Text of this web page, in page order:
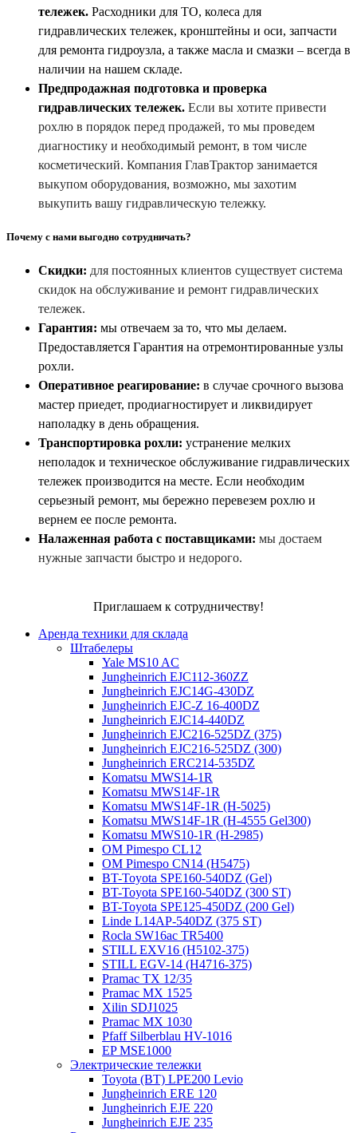
тележек. Расходники для ТО, колеса для
гидравлических тележек, кронштейны и оси, запчасти
для ремонта гидроузла, а также масла и смазки – всегда в
наличии на нашем складе.
Предпродажная подготовка и проверка
гидравлических тележек. Если вы хотите привести
рохлю в порядок перед продажей, то мы проведем
диагностику и необходимый ремонт, в том числе
косметический. Компания ГлавТрактор занимается
выкупом оборудования, возможно, мы захотим
выкупить вашу гидравлическую тележку.
Почему с нами выгодно сотрудничать?
Скидки: для постоянных клиентов существует система
скидок на обслуживание и ремонт гидравлических
тележек.
Гарантия: мы отвечаем за то, что мы делаем.
Предоставляется Гарантия на отремонтированные узлы
рохли.
Оперативное реагирование: в случае срочного вызова
мастер приедет, продиагностирует и ликвидирует
наполадку в день обращения.
Транспортировка рохли: устранение мелких
неполадок и техническое обслуживание гидравлических
тележек производится на месте. Если необходим
серьезный ремонт, мы бережно перевезем рохлю и
вернем ее после ремонта.
Налаженная работа с поставщиками: мы достаем
нужные запчасти быстро и недорого.
Приглашаем к сотрудничеству!
Аренда техники для склада
Штабелеры
Yale MS10 AC
Jungheinrich EJC112-360ZZ
Jungheinrich EJC14G-430DZ
Jungheinrich EJC-Z 16-400DZ
Jungheinrich EJC14-440DZ
Jungheinrich EJC216-525DZ (375)
Jungheinrich EJC216-525DZ (300)
Jungheinrich ERC214-535DZ
Komatsu MWS14-1R
Komatsu MWS14F-1R
Komatsu MWS14F-1R (H-5025)
Komatsu MWS14F-1R (H-4555 Gel300)
Komatsu MWS10-1R (Н-2985)
OM Pimespo CL12
OM Pimespo CN14 (Н5475)
BT-Toyota SPE160-540DZ (Gel)
BT-Toyota SPE160-540DZ (300 ST)
BT-Toyota SPE125-450DZ (200 Gel)
Linde L14AP-540DZ (375 ST)
Rocla SW16ac TR5400
STILL EXV16 (H5102-375)
STILL EGV-14 (H4716-375)
Pramac TX 12/35
Pramac MX 1525
Xilin SDJ1025
Pramac MX 1030
Pfaff Silberblau HV-1016
EP MSE1000
Электрические тележки
Toyota (BT) LPE200 Levio
Jungheinrich ERE 120
Jungheinrich EJE 220
Jungheinrich EJE 235